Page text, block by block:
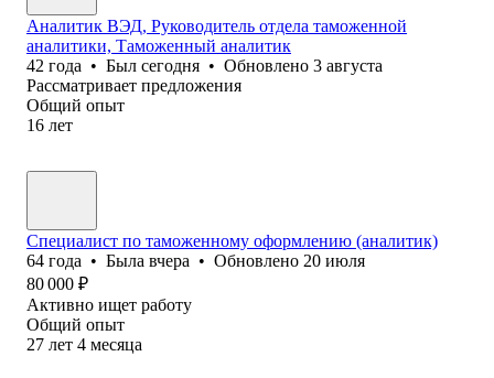
Аналитик ВЭД, Руководитель отдела таможенной
аналитики, Таможенный аналитик
42 года • Был сегодня • Обновлено 3 августа
Рассматривает предложения
Общий опыт
16 лет
Специалист по таможенному оформлению (аналитик)
64 года • Была вчера • Обновлено 20 июля
80 000 ₽
Активно ищет работу
Общий опыт
27 лет 4 месяца